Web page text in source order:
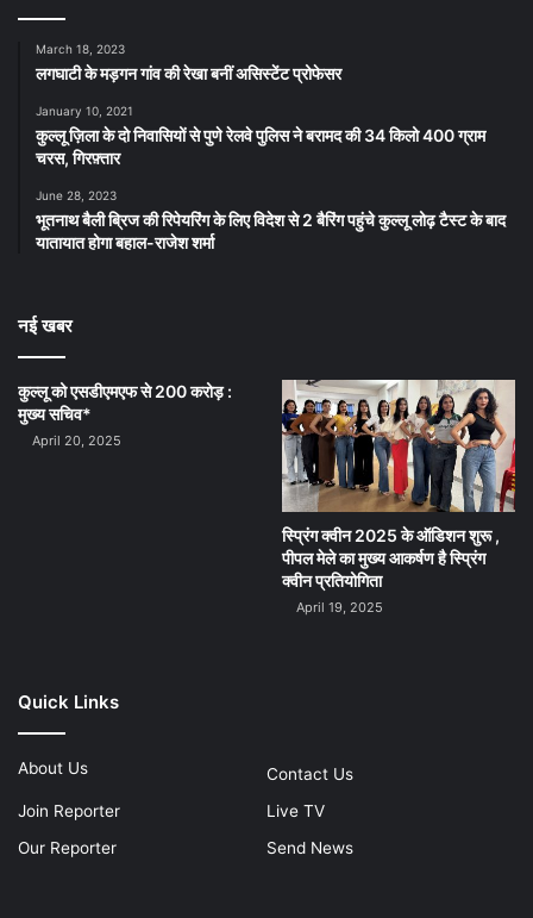
March 18, 2023
लगघाटी के मड़गन गांव की रेखा बनीं असिस्टेंट प्रोफेसर
January 10, 2021
कुल्लू ज़िला के दो निवासियों से पुणे रेलवे पुलिस ने बरामद की 34 किलो 400 ग्राम
चरस, गिरफ़्तार
June 28, 2023
भूतनाथ बैली ब्रिज की रिपेयरिंग के लिए विदेश से 2 बैरिंग पहुंचे कुल्लू लोढ़ टैस्ट के बाद
यातायात होगा बहाल-राजेश शर्मा
नई खबर
कुल्लू को एसडीएमएफ से 200 करोड़ :
मुख्य सचिव*
April 20, 2025
स्प्रिंग क्वीन 2025 के ऑडिशन शुरू ,
पीपल मेले का मुख्य आकर्षण है स्प्रिंग
क्वीन प्रतियोगिता
April 19, 2025
Quick Links
About Us
Contact Us
Join Reporter
Live TV
Our Reporter
Send News